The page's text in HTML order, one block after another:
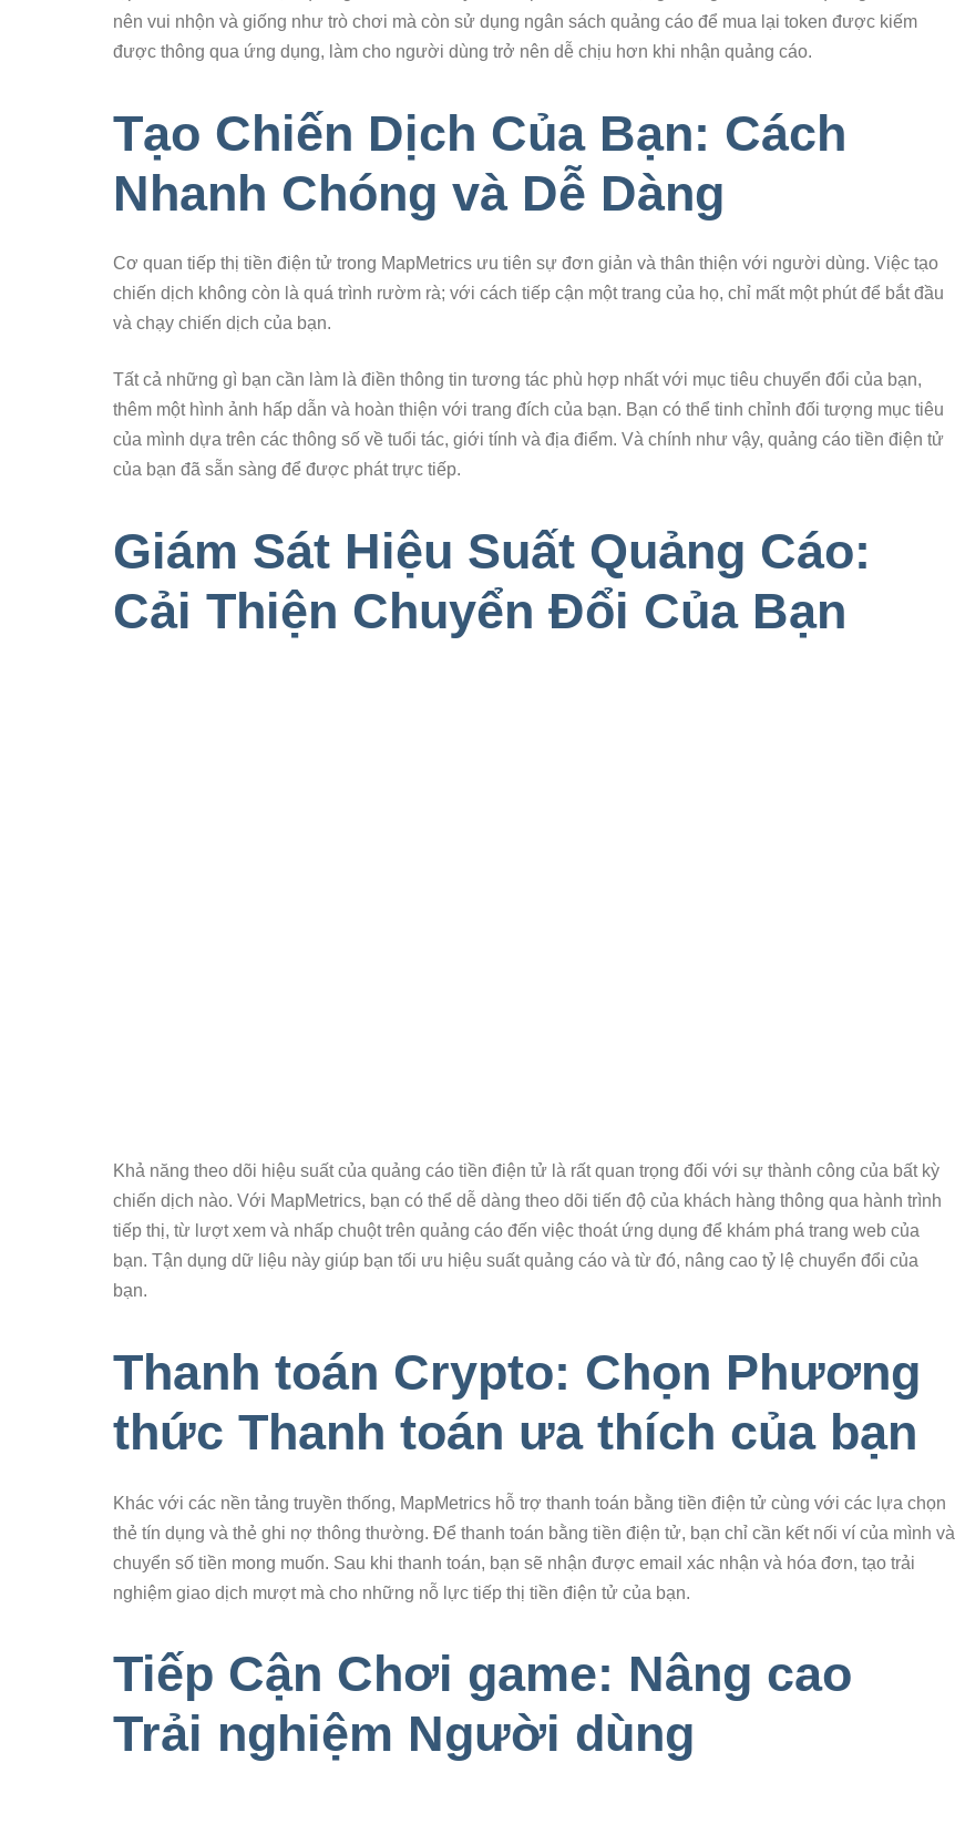
nên vui nhộn và giống như trò chơi mà còn sử dụng ngân sách quảng cáo để mua lại token được kiếm
được thông qua ứng dụng, làm cho người dùng trở nên dễ chịu hơn khi nhận quảng cáo.
Tạo Chiến Dịch Của Bạn: Cách
Nhanh Chóng và Dễ Dàng
Cơ quan tiếp thị tiền điện tử trong MapMetrics ưu tiên sự đơn giản và thân thiện với người dùng. Việc tạo
chiến dịch không còn là quá trình rườm rà; với cách tiếp cận một trang của họ, chỉ mất một phút để bắt đầu
và chạy chiến dịch của bạn.
Tất cả những gì bạn cần làm là điền thông tin tương tác phù hợp nhất với mục tiêu chuyển đổi của bạn,
thêm một hình ảnh hấp dẫn và hoàn thiện với trang đích của bạn. Bạn có thể tinh chỉnh đối tượng mục tiêu
của mình dựa trên các thông số về tuổi tác, giới tính và địa điểm. Và chính như vậy, quảng cáo tiền điện tử
của bạn đã sẵn sàng để được phát trực tiếp.
Giám Sát Hiệu Suất Quảng Cáo:
Cải Thiện Chuyển Đổi Của Bạn
Khả năng theo dõi hiệu suất của quảng cáo tiền điện tử là rất quan trọng đối với sự thành công của bất kỳ
chiến dịch nào. Với MapMetrics, bạn có thể dễ dàng theo dõi tiến độ của khách hàng thông qua hành trình
tiếp thị, từ lượt xem và nhấp chuột trên quảng cáo đến việc thoát ứng dụng để khám phá trang web của
bạn. Tận dụng dữ liệu này giúp bạn tối ưu hiệu suất quảng cáo và từ đó, nâng cao tỷ lệ chuyển đổi của
bạn.
Thanh toán Crypto: Chọn Phương
thức Thanh toán ưa thích của bạn
Khác với các nền tảng truyền thống, MapMetrics hỗ trợ thanh toán bằng tiền điện tử cùng với các lựa chọn
thẻ tín dụng và thẻ ghi nợ thông thường. Để thanh toán bằng tiền điện tử, bạn chỉ cần kết nối ví của mình và
chuyển số tiền mong muốn. Sau khi thanh toán, bạn sẽ nhận được email xác nhận và hóa đơn, tạo trải
nghiệm giao dịch mượt mà cho những nỗ lực tiếp thị tiền điện tử của bạn.
Tiếp Cận Chơi game: Nâng cao
Trải nghiệm Người dùng